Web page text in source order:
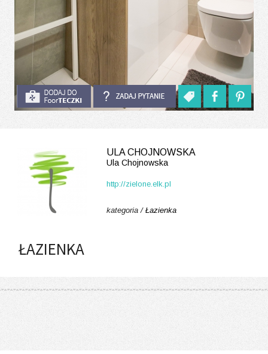
ULA CHOJNOWSKA
Ula Chojnowska
http://zielone.elk.pl
kategoria / Łazienka
ŁAZIENKA